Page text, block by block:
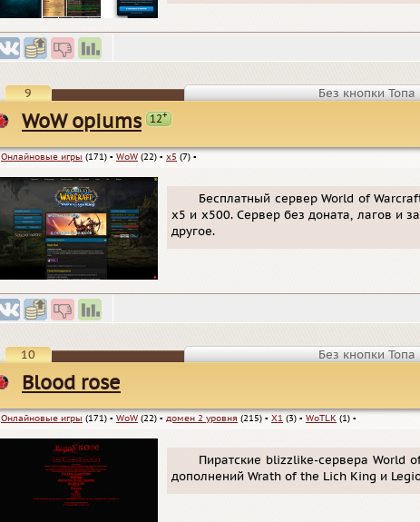
Без кнопки Топа
9
WoW opiums 12+
Онлайновые игры (171) ▪ WoW (22) ▪ x5 (7) ▪
Бесплатный сервер World of
x5 и x500. Сервер без доната, лагов и
другое.
Без кнопки Топа
10
Blood rose
Онлайновые игры (171) ▪ WoW (22) ▪ домен 2 уровня (215) ▪ X1 (3) ▪ WoTLK (1) ▪
Пиратские blizzlike-сервера World
дополнений Wrath of the Lich King и